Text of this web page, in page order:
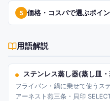
5 価格・コスパで選ぶポイ
用語解説
ステンレス蒸し器(蒸し皿
フライパン・鍋に乗せて使うス
アーネスト燕三条・貝印